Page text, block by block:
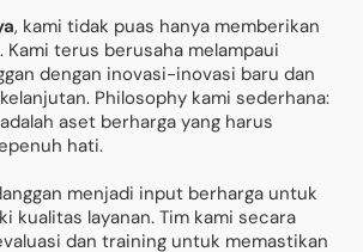
, kami tidak puas hanya memberikan
Kami terus berusaha melampaui
dengan inovasi-inovasi baru dan
Philosophy kami sederhana:
aset berharga yang harus
hati.
menjadi input berharga untuk
kualitas layanan. Tim kami secara
dan training untuk memastikan